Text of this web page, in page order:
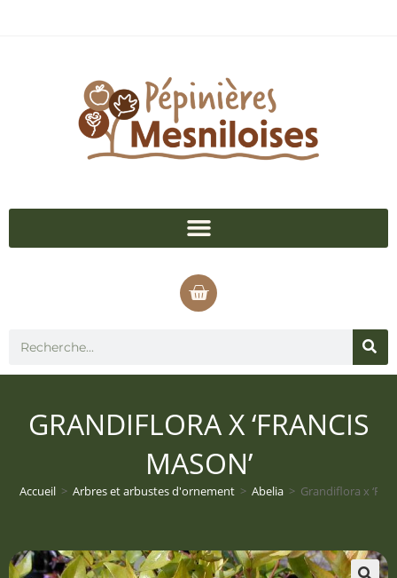
GRANDIFLORA X ‘FRANCIS
MASON’
Accueil > Arbres et arbustes d'ornement > Abelia > Grandiflora x